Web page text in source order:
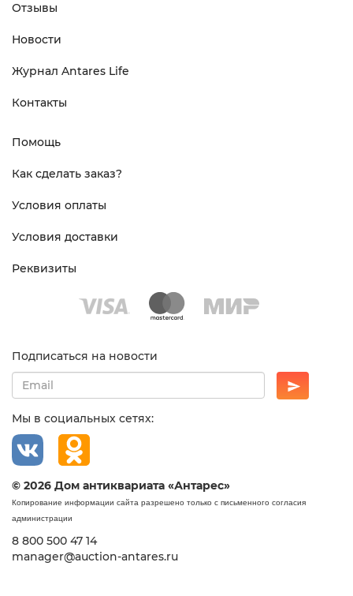
Отзывы
Новости
Журнал Antares Life
Контакты
Помощь
Как сделать заказ?
Условия оплаты
Условия доставки
Реквизиты
Подписаться на новости
Мы в социальных сетях:
© 2026 Дом антиквариата «Антарес»
Копирование информации сайта разрешено только с письменного согласия
администрации
8 800 500 47 14
manager@auction-antares.ru